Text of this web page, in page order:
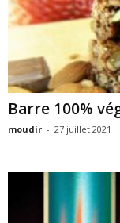
Barre 100%
moudir - 27 juillet 2021